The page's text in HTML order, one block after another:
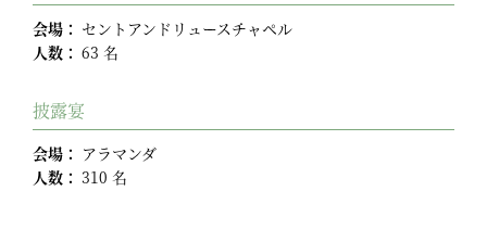
会場： セントアンドリュースチャペル
人数： 63 名
披露宴
会場： アラマンダ
人数： 310 名